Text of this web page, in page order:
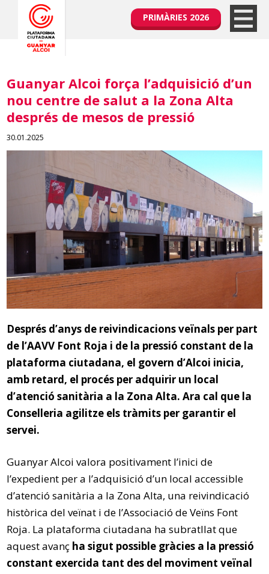
PRIMÀRIES 2026
Guanyar Alcoi força l’adquisició d’un
nou centre de salut a la Zona Alta
després de mesos de pressió
30.01.2025
Després d’anys de reivindicacions veïnals per part
de l’AAVV Font Roja i de la pressió constant de la
plataforma ciutadana, el govern d’Alcoi inicia,
amb retard, el procés per adquirir un local
d’atenció sanitària a la Zona Alta. Ara cal que la
Conselleria agilitze els tràmits per garantir el
servei.
Guanyar Alcoi valora positivament l’inici de
l’expedient per a l’adquisició d’un local accessible
d’atenció sanitària a la Zona Alta, una reivindicació
històrica del veïnat i de l’Associació de Veïns Font
Roja. La plataforma ciutadana ha subratllat que
aquest avanç ha sigut possible gràcies a la pressió
constant exercida tant des del moviment veïnal